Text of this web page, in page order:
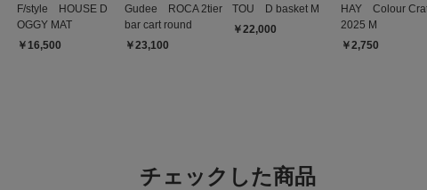
F/style HOUSE D
OGGY MAT
￥16,500
Gudee ROCA 2tier
bar cart round
￥23,100
TOU D basket M
￥22,000
HAY Colour
2025 M
￥2,750
チェックした商品